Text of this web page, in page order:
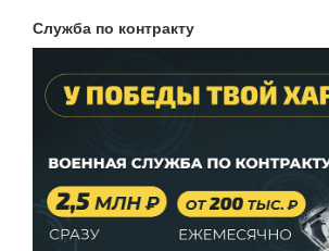
Служба по контракту